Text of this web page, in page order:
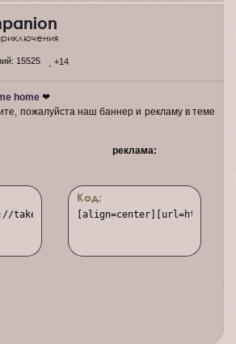
15525 +14
home ❤
пожалуйста наш баннер и рекламу в теме
реклама:
takehome.rusff.me/"><img src="https://
Код:
[align=center][url=https://